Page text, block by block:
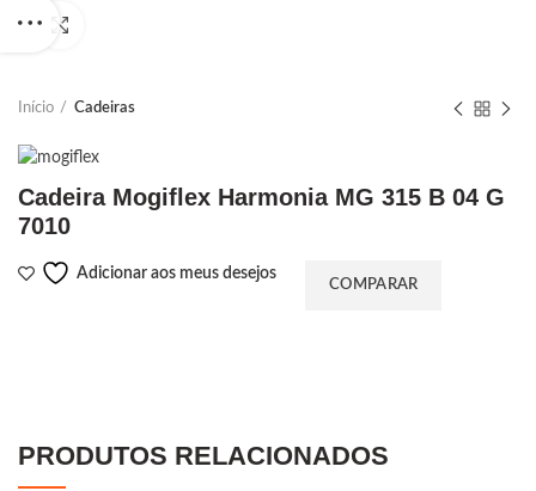
Início Cadeiras
Cadeira Mogiflex Harmonia MG 315 B 04 G
7010
Adicionar aos meus desejos
COMPARAR
PRODUTOS RELACIONADOS